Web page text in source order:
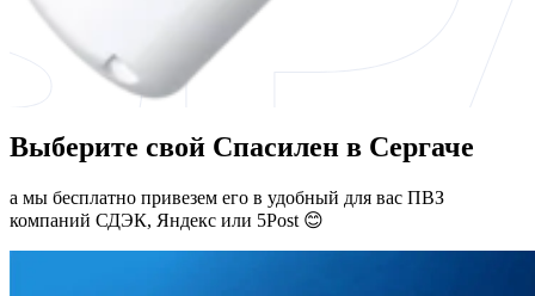
Выберите свой Спасилен в Сергаче
а мы бесплатно привезем его в удобный для вас ПВЗ
компаний СДЭК, Яндекс или 5Post 😊